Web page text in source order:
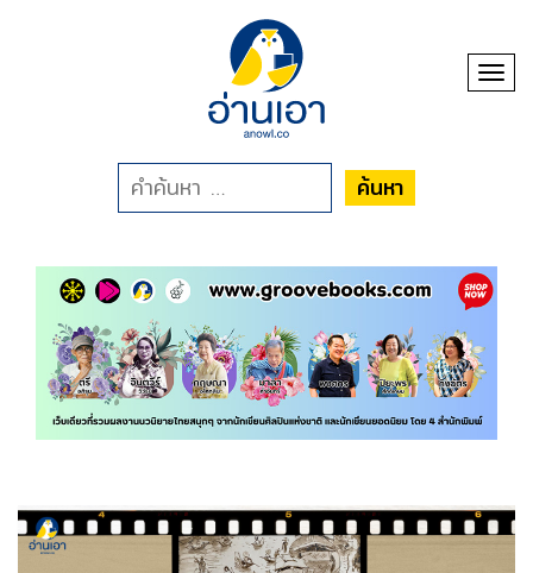
ค้นหา